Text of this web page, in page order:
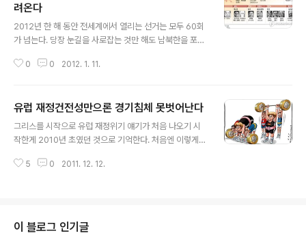
려온다
2012년 한 해 동안 전세계에서 열리는 선거는 모두 60회
가 넘는다. 당장 눈길을 사로잡는 것만 해도 남북한을 포함
에서는 10월 공산당 전국대표대회에서 시진핑 국가주석-
앞두고 벌써부터 선거열기가 달아오르기 시작했다. 눈길을
유럽으로 돌려보면 핀란드 대선이 1월이고 프랑스 대선이
4월이다. 이밖에도 멕시코(7월), 인도(7월), 터키(12월)에
수는 10월3일자 파이낸셜타임스 기고문에서 "내년 선거를
0 0 2012. 1. 11.
유럽 재정건전성만으론 경기침체 못벗어난다
그리스를 시작으로 유럽 재정위기 얘기가 처음 나오기 시
작한게 2010년 초였던 것으로 기억한다. 처음엔 이렇게까
히려 미국 재정문제가 더 심각해 보였다. 그리스 문제 초기
수가 있어 보였지만 불분명했다. 하지만 유럽 재정위기를
2년 가량 귀동냥하며 들여다보니 이제 조금씩 실체가 보이
5 0 2011. 12. 12.
이 블로그 인기글